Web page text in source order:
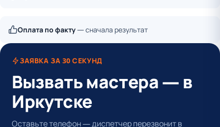
Оплата по факту— сначала результат
ЗАЯВКА ЗА 30 СЕКУНД
Вызвать мастера — в
Иркутске
Оставьте телефон — диспетчер перезвонит в